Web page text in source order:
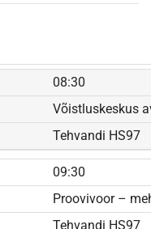
08:30
Võistluskeskus
Tehvandi HS97
09:30
Proovivoor –
Tehvandi HS97